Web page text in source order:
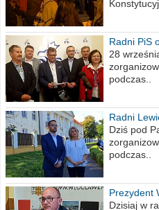
Radni PiS
na 2021
28
podczas..
Radni
Wiesława
Dziś pod
podczas..
Prezydent
obrażajmy
Dzisiaj w